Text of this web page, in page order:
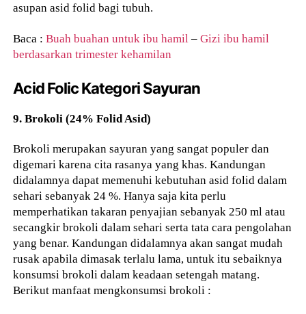
asupan asid folid bagi tubuh.
Baca :Buah buahan untuk ibu hamil –Gizi ibu hamil
berdasarkan trimester kehamilan
Acid Folic Kategori Sayuran
9. Brokoli (24% Folid Asid)
Brokoli merupakan sayuran yang sangat populer dan
digemari karena cita rasanya yang khas. Kandungan
didalamnya dapat memenuhi kebutuhan asid folid dalam
sehari sebanyak 24 %. Hanya saja kita perlu
memperhatikan takaran penyajian sebanyak 250 ml atau
secangkir brokoli dalam sehari serta tata cara pengolahan
yang benar. Kandungan didalamnya akan sangat mudah
rusak apabila dimasak terlalu lama, untuk itu sebaiknya
konsumsi brokoli dalam keadaan setengah matang.
Berikut manfaat mengkonsumsi brokoli :